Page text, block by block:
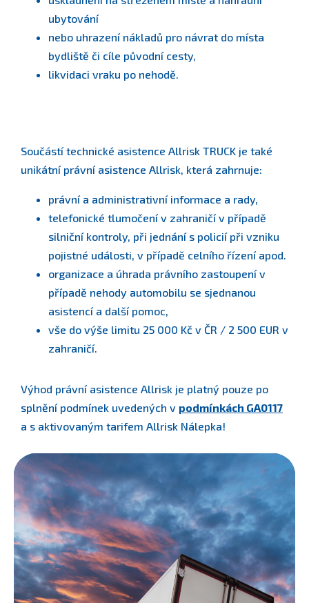
ubytování
nebo uhrazení nákladů pro návrat do místa
bydliště či cíle původní cesty,
likvidaci vraku po nehodě.
Součástí technické asistence Allrisk TRUCK je také
unikátní právní asistence Allrisk, která zahrnuje:
právní a administrativní informace a rady,
telefonické tlumočení v zahraničí v případě
silniční kontroly, při jednání s policií při vzniku
pojistné události, v případě celního řízení apod.
organizace a úhrada právního zastoupení v
případě nehody automobilu se sjednanou
asistencí a další pomoc,
vše do výše limitu 25 000 Kč v ČR / 2 500 EUR v
zahraničí.
Výhod právní asistence Allrisk je platný pouze po
splnění podmínek uvedených v podmínkách GA0117
a s aktivovaným tarifem Allrisk Nálepka!